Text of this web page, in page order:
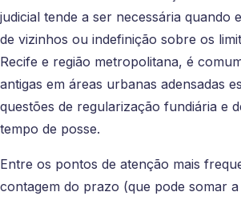
judicial tende a ser necessária quando
de vizinhos ou indefinição sobre os
Recife e região metropolitana, é
antigas em áreas urbanas adensadas
questões de regularização fundiária e
tempo de posse.
Entre os pontos de atenção mais
contagem do prazo (que pode somar a